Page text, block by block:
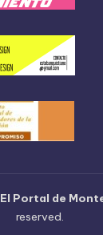
El Portal de
reserved.